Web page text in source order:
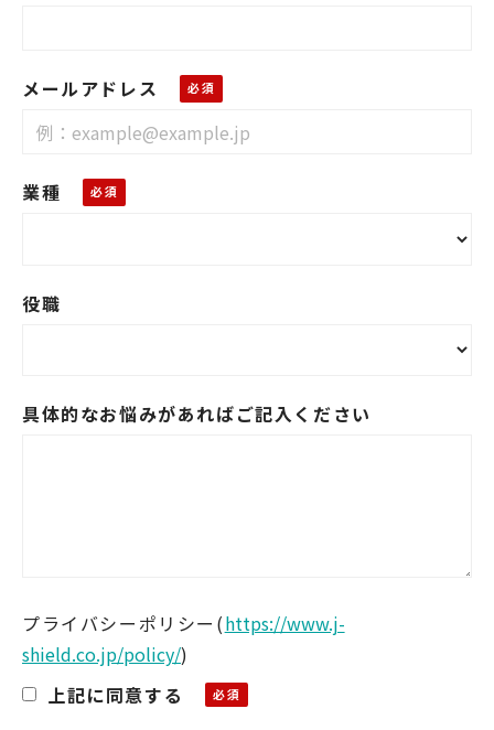
メールアドレス
業種
役職
具体的なお悩みがあればご記入ください
プライバシーポリシー (https://www.j-
shield.co.jp/policy/)
上記に同意する